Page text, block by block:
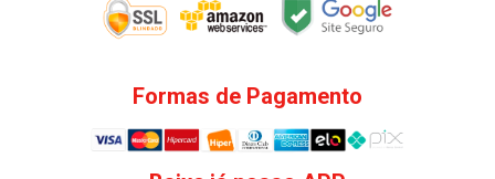
Formas de Pagamento